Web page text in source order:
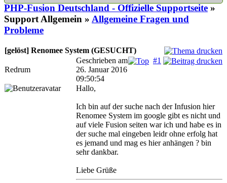
PHP-Fusion Deutschland - Offizielle Supportseite »
Support Allgemein » Allgemeine Fragen und
Probleme
[gelöst] Renomee System (GESUCHT)
Redrum
#1
Geschrieben am
26. Januar 2016
09:50:54
Hallo,
Ich bin auf der suche nach der Infusion hier
Renomee System im google gibt es nicht und
auf viele Fusion seiten war ich und habe es in
der suche mal eingeben leidr ohne erfolg hat
es jemand und mag es hier anhängen ? bin
sehr dankbar.
Liebe Grüße